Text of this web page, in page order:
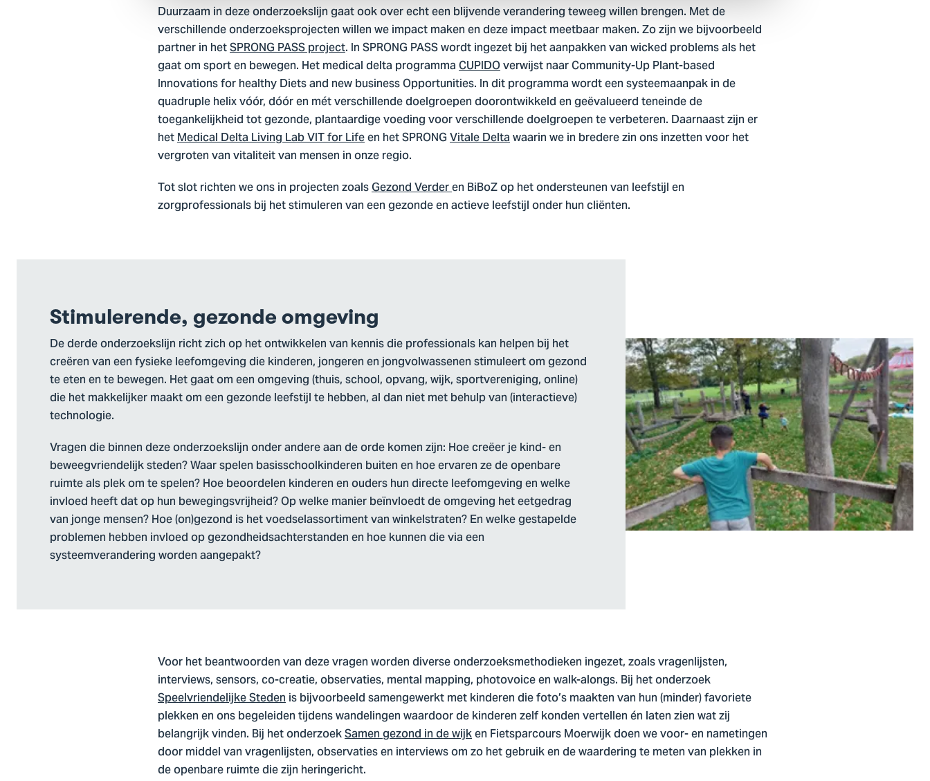
Duurzaam in deze onderzoekslijn gaat ook over echt een blijvende verandering teweeg willen brengen. Met de
verschillende onderzoeksprojecten willen we impact maken en deze impact meetbaar maken. Zo zijn we bijvoorbeeld
partner in hetSPRONG PASS project. In SPRONG PASS wordt ingezet bij het aanpakken van wicked problems als het
gaat om sport en bewegen. Het medical delta programmaCUPIDOverwijst naar Community-Up Plant-based
Innovations for healthy Diets and new business Opportunities. In dit programma wordt een systeemaanpak in de
quadruple helix vóór, dóór en mét verschillende doelgroepen doorontwikkeld en geëvalueerd teneinde de
toegankelijkheid tot gezonde, plantaardige voeding voor verschillende doelgroepen te verbeteren. Daarnaast zijn er
hetMedical Delta Living Lab VIT for Lifeen het SPRONGVitale Deltawaarin we in bredere zin ons inzetten voor het
vergroten van vitaliteit van mensen in onze regio.
Tot slot richten we ons in projecten zoalsGezond Verderen BiBoZ op het ondersteunen van leefstijl en
zorgprofessionals bij het stimuleren van een gezonde en actieve leefstijl onder hun cliënten.
Stimulerende, gezonde omgeving
De derde onderzoekslijn richt zich op het ontwikkelen van kennis die professionals kan helpen bij het
creëren van een fysieke leefomgeving die kinderen, jongeren en jongvolwassenen stimuleert om gezond
te eten en te bewegen. Het gaat om een omgeving (thuis, school, opvang, wijk, sportvereniging, online)
die het makkelijker maakt om een gezonde leefstijl te hebben, al dan niet met behulp van (interactieve)
technologie.
Vragen die binnen deze onderzoekslijn onder andere aan de orde komen zijn: Hoe creëer je kind- en
beweegvriendelijk steden? Waar spelen basisschoolkinderen buiten en hoe ervaren ze de openbare
ruimte als plek om te spelen? Hoe beoordelen kinderen en ouders hun directe leefomgeving en welke
invloed heeft dat op hun bewegingsvrijheid? Op welke manier beïnvloedt de omgeving het eetgedrag
van jonge mensen? Hoe (on)gezond is het voedselassortiment van winkelstraten? En welke gestapelde
problemen hebben invloed op gezondheidsachterstanden en hoe kunnen die via een
systeemverandering worden aangepakt?
Voor het beantwoorden van deze vragen worden diverse onderzoeksmethodieken ingezet, zoals vragenlijsten,
interviews, sensors, co-creatie, observaties, mental mapping, photovoice en walk-alongs. Bij het onderzoek
Speelvriendelijke Stedenis bijvoorbeeld samengewerkt met kinderen die foto’s maakten van hun (minder) favoriete
plekken en ons begeleiden tijdens wandelingen waardoor de kinderen zelf konden vertellen én laten zien wat zij
belangrijk vinden. Bij het onderzoekSamen gezond in de wijken Fietsparcours Moerwijk doen we voor- en nametingen
door middel van vragenlijsten, observaties en interviews om zo het gebruik en de waardering te meten van plekken in
de openbare ruimte die zijn heringericht.